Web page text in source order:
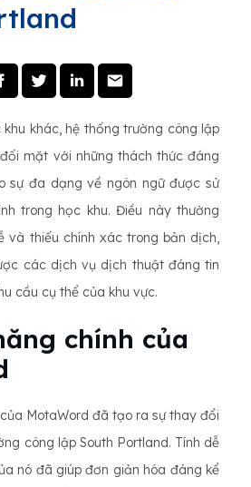
khu khác, hệ thống trường công lập
mặt với những thách thức đáng
sự đa dạng về ngôn ngữ được sử
trong học khu. Điều này thường
và thiếu chính xác trong bản dịch,
các dịch vụ dịch thuật đáng tin
cầu cụ thể của khu vực.
chính của
MotaWord đã tạo ra sự thay đổi
công lập South Portland. Tính dễ
nó đã giúp đơn giản hóa đáng kể